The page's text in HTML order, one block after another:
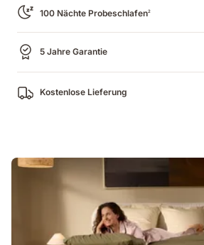
100 Nächte Probeschlafen2
5 Jahre Garantie
Kostenlose Lieferung